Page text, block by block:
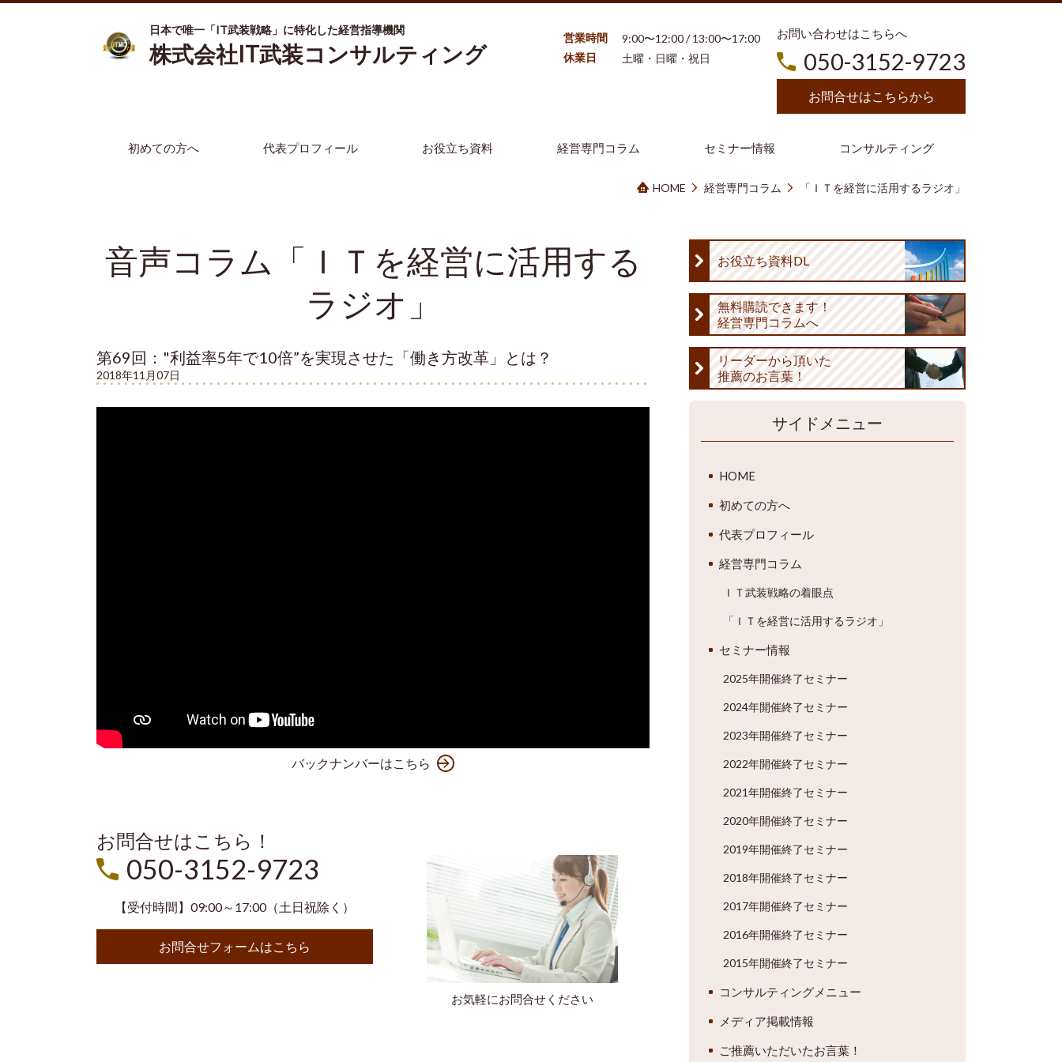
日本で唯一「IT武装戦略」に特化した経営指導機関
株式会社IT武装コンサルティング
営業時間
9:00〜12:00 / 13:00〜17:00
休業日
土曜・日曜・祝日
お問い合わせはこちらへ
050-3152-9723
お問合せはこちらから
初めての方へ 代表プロフィール お役立ち資料 経営専門コラム セミナー情報 コンサルティング
HOME 経営専門コラム 「ＩＴを経営に活用するラジオ」
音声コラム「ＩＴを経営に活用する
ラジオ」
第69回："利益率5年で10倍”を実現させた「働き方改革」とは？
2018年11月07日
バックナンバーはこちら
お問合せはこちら！
お気軽にお問合せください
050-3152-9723
【受付時間】09:00～17:00（土日祝除く）
お問合せフォームはこちら
お役立ち資料DL
無料購読できます！
経営専門コラムへ
リーダーから頂いた
推薦のお言葉！
サイドメニュー
HOME
初めての方へ
代表プロフィール
経営専門コラム
ＩＴ武装戦略の着眼点
「ＩＴを経営に活用するラジオ」
セミナー情報
2025年開催終了セミナー
2024年開催終了セミナー
2023年開催終了セミナー
2022年開催終了セミナー
2021年開催終了セミナー
2020年開催終了セミナー
2019年開催終了セミナー
2018年開催終了セミナー
2017年開催終了セミナー
2016年開催終了セミナー
2015年開催終了セミナー
コンサルティングメニュー
メディア掲載情報
ご推薦いただいたお言葉！